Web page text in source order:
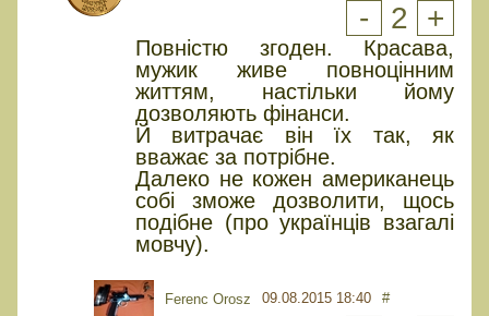
- 2 +
Повністю згоден. Красава,
мужик живе повноцінним
життям, настільки йому
дозволяють фінанси.
Й витрачає він їх так, як
вважає за потрібне.
Далеко не кожен американець
собі зможе дозволити, щось
подібне (про українців взагалі
мовчу).
Ferenc Orosz 09.08.2015 18:40 #